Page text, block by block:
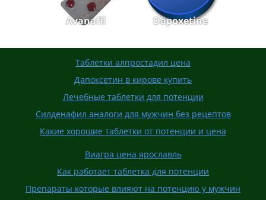
Avanafil Dapoxetine
Таблетки алпростадил цена
Дапоксетин в кирове купить
Лечебные таблетки для потенции
Силденафил аналоги для мужчин без рецептов
Какие хорошие таблетки от потенции и цена
Виагра цена ярославль
Как работает таблетка для потенции
Препараты которые влияют на потенцию у мужчин